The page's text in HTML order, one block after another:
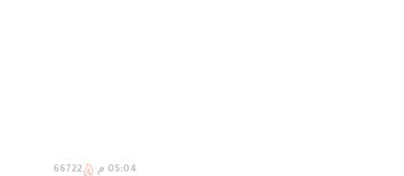
05:04 م 66722